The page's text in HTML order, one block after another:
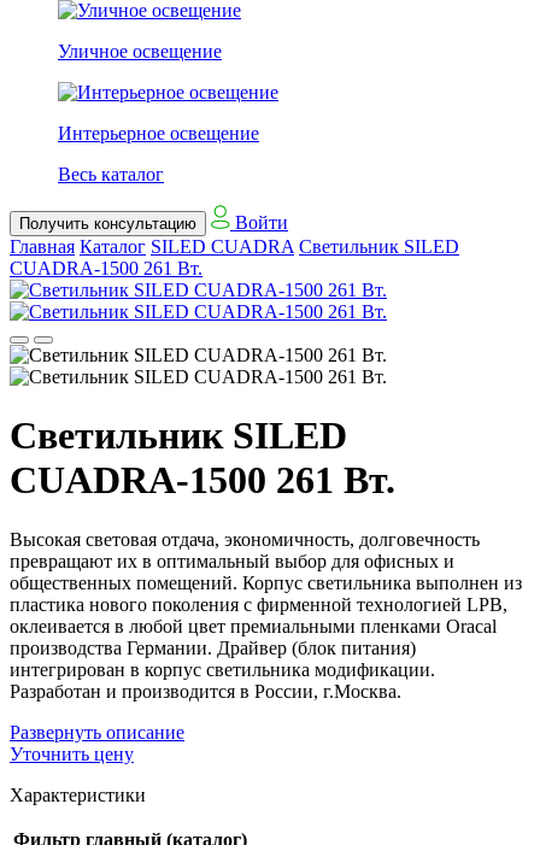
Уличное освещение
Интерьерное освещение
Весь каталог
Получить консультацию
Войти
Главная Каталог SILED CUADRA Светильник SILED
CUADRA-1500 261 Вт.
Светильник SILED
CUADRA-1500 261 Вт.
Высокая световая отдача, экономичность, долговечность
превращают их в оптимальный выбор для офисных и
общественных помещений. Корпус светильника выполнен из
пластика нового поколения с фирменной технологией LPB,
оклеивается в любой цвет премиальными пленками Oracal
производства Германии. Драйвер (блок питания)
интегрирован в корпус светильника модификации.
Разработан и производится в России, г.Москва.
Развернуть описание
Уточнить цену
Характеристики
Фильтр главный (каталог)